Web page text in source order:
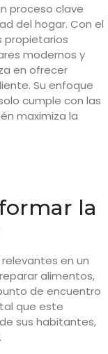
proceso clave
del hogar. Con el
propietarios
modernos y
en ofrecer
Su enfoque
cumple con las
maximiza la
la
en un
alimentos,
de encuentro
que este
sus habitantes,